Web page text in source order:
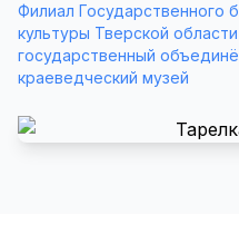
Филиал
культуры Тверской
государственный
краеведческий музей